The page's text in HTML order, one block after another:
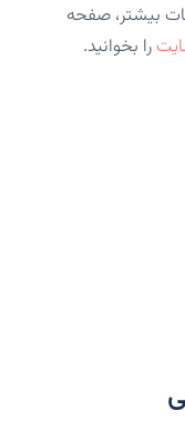
بیشتر، صفحه
را بخوانید.